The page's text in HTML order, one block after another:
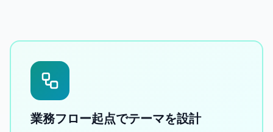
業務フロー起点でテーマを設計